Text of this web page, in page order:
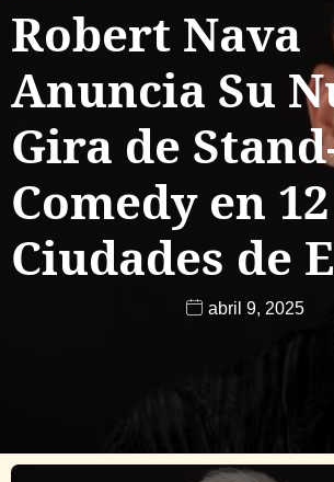
Robert Nava
Anuncia Su
Gira de
Comedy en 12
Ciudades de
abril 9, 2025